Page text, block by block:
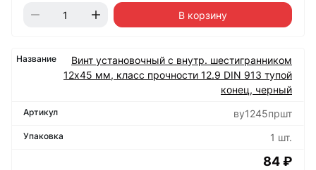
В корзину
Винт установочный с внутр. шестигранником
12х45 мм, класс прочности 12.9 DIN 913 тупой
конец, черный
ву1245пршт
1 шт.
84 ₽